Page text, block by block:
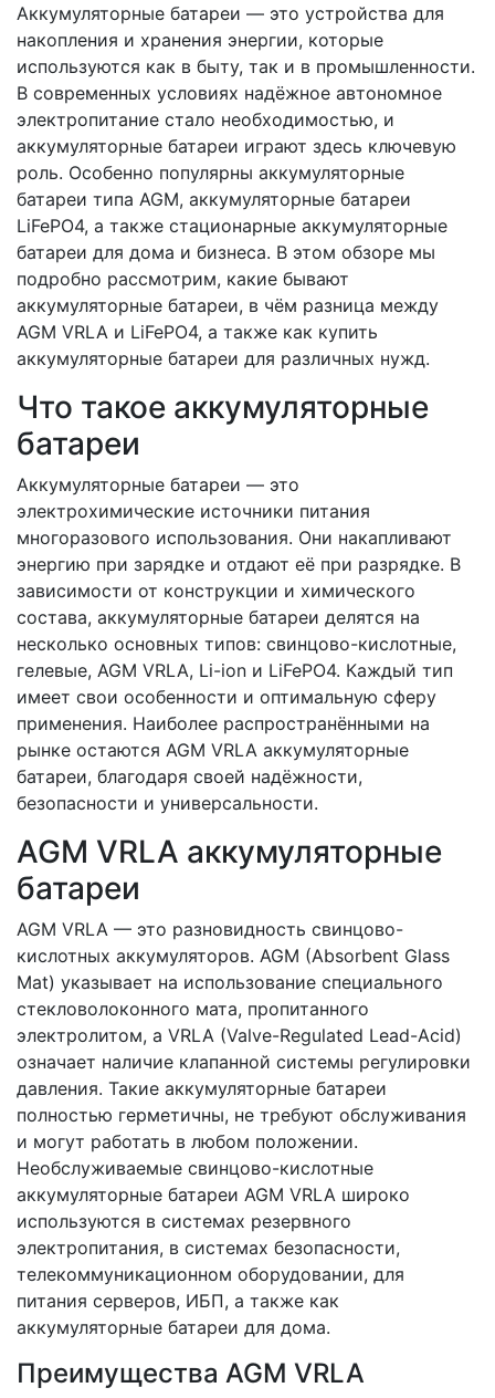
Аккумуляторные батареи — это устройства для
накопления и хранения энергии, которые
используются как в быту, так и в промышленности.
В современных условиях надёжное автономное
электропитание стало необходимостью, и
аккумуляторные батареи играют здесь ключевую
роль. Особенно популярны аккумуляторные
батареи типа AGM, аккумуляторные батареи
LiFePO4, а также стационарные аккумуляторные
батареи для дома и бизнеса. В этом обзоре мы
подробно рассмотрим, какие бывают
аккумуляторные батареи, в чём разница между
AGM VRLA и LiFePO4, а также как купить
аккумуляторные батареи для различных нужд.
Что такое аккумуляторные
батареи
Аккумуляторные батареи — это
электрохимические источники питания
многоразового использования. Они накапливают
энергию при зарядке и отдают её при разрядке. В
зависимости от конструкции и химического
состава, аккумуляторные батареи делятся на
несколько основных типов: свинцово-кислотные,
гелевые, AGM VRLA, Li-ion и LiFePO4. Каждый тип
имеет свои особенности и оптимальную сферу
применения. Наиболее распространёнными на
рынке остаются AGM VRLA аккумуляторные
батареи, благодаря своей надёжности,
безопасности и универсальности.
AGM VRLA аккумуляторные
батареи
AGM VRLA — это разновидность свинцово-
кислотных аккумуляторов. AGM (Absorbent Glass
Mat) указывает на использование специального
стекловолоконного мата, пропитанного
электролитом, а VRLA (Valve-Regulated Lead-Acid)
означает наличие клапанной системы регулировки
давления. Такие аккумуляторные батареи
полностью герметичны, не требуют обслуживания
и могут работать в любом положении.
Необслуживаемые свинцово-кислотные
аккумуляторные батареи AGM VRLA широко
используются в системах резервного
электропитания, в системах безопасности,
телекоммуникационном оборудовании, для
питания серверов, ИБП, а также как
аккумуляторные батареи для дома.
Преимущества AGM VRLA